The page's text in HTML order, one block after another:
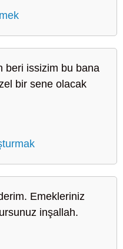
beri issizim bu bana
bir sene olacak
Emekleriniz
inşallah.